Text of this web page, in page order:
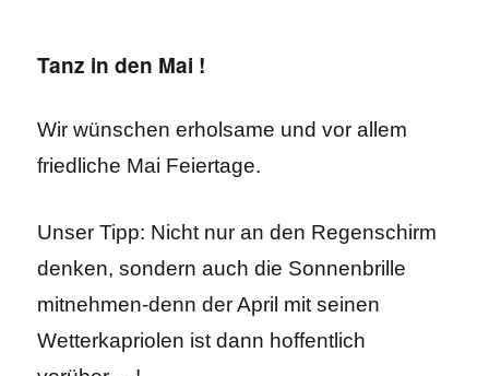
Tanz in den Mai !
Wir wünschen erholsame und vor allem
friedliche Mai Feiertage.
Unser Tipp: Nicht nur an den Regenschirm
denken, sondern auch die Sonnenbrille
mitnehmen-denn der April mit seinen
Wetterkapriolen ist dann hoffentlich